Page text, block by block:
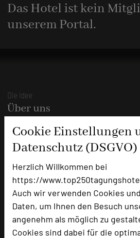
Cookie Einstellungen
Datenschutz (DSGVO)
Herzlich Willkommen bei
https://
Auch wir verwenden Cookies
Daten, um Ihnen den Besuch
angenehm als möglich zu
Cookies sind dabei für die
Das Hotel ist kein
unserem Portal.
Die Idee
Über uns
Mission
Kategorie
Team
Herausgeber & Autoren
Partner
Alle Informationen
Für Tagungsentscheider